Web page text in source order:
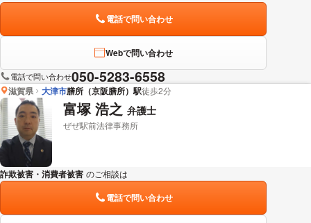
電話で問い合わせ
Webで問い合わせ
電話で問い合わせ050-5283-6558
滋賀県 大津市膳所（京阪膳所）駅徒歩2分
富塚 浩之 弁護士
ぜぜ駅前法律事務所
詐欺被害・消費者被害 のご相談は
電話で問い合わせ